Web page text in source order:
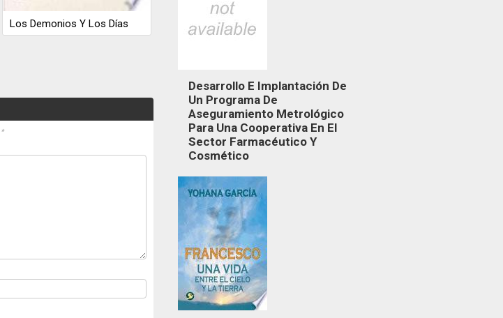
Los Demonios Y Los Días
*
Desarrollo E Implantación De
Un Programa De
Aseguramiento Metrológico
Para Una Cooperativa En El
Sector Farmacéutico Y
Cosmético